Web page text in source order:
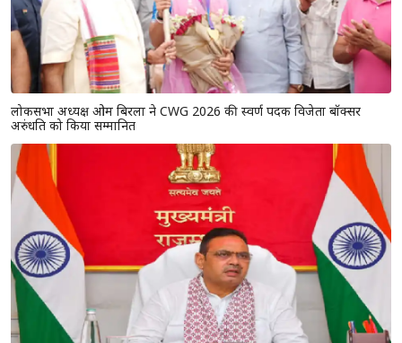
लोकसभा अध्यक्ष ओम बिरला ने CWG 2026 की स्वर्ण पदक विजेता बॉक्सर
अरुंधति को किया सम्मानित